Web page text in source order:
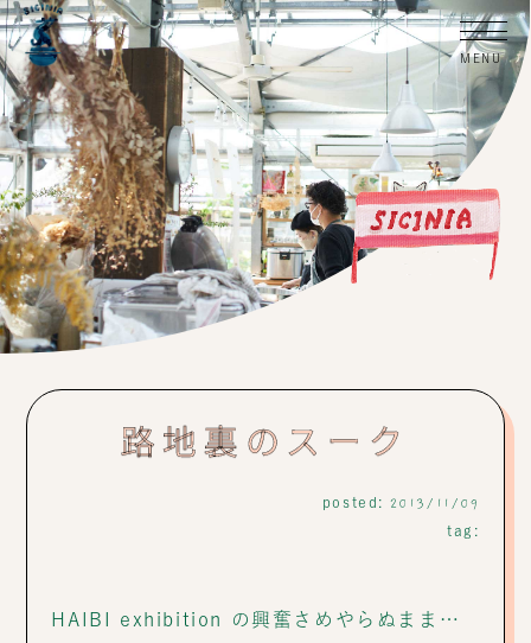
路地裏のスーク
posted: 2013/11/09
tag:
HAIBI exhibition の興奮さめやらぬまま…